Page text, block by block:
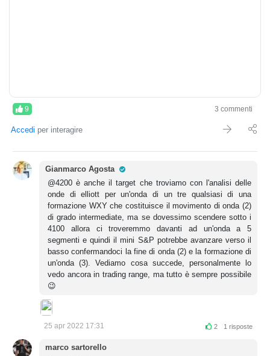
9 3 commenti
Accedi per interagire
Gianmarco Agosta
@4200 è anche il target che troviamo con l'analisi delle
onde di elliott per un'onda di un tre qualsiasi di una
formazione WXY che costituisce il movimento di onda (2)
di grado intermediate, ma se dovessimo scendere sotto i
4100 allora ci troveremmo davanti ad un'onda a 5
segmenti e quindi il mini S&P potrebbe avanzare verso il
basso confermandoci la fine di onda (2) e la formazione di
un'onda (3). Vediamo cosa succede, personalmente lo
vedo ancora in trading range, ma tutto è sempre possibile
😉
25 apr 2022 17:31 2 1 risposte
marco sartorello